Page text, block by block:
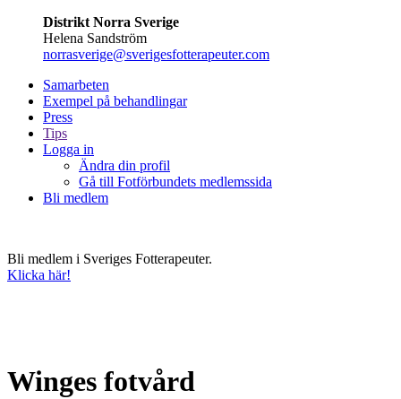
Distrikt Norra Sverige
Helena Sandström
norrasverige@sverigesfotterapeuter.com
Samarbeten
Exempel på behandlingar
Press
Tips
Logga in
Ändra din profil
Gå till Fotförbundets medlemssida
Bli medlem
Bli medlem i Sveriges Fotterapeuter.
Klicka här!
Winges fotvård